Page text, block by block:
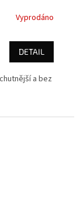
Vyprodáno
DETAIL
a bez